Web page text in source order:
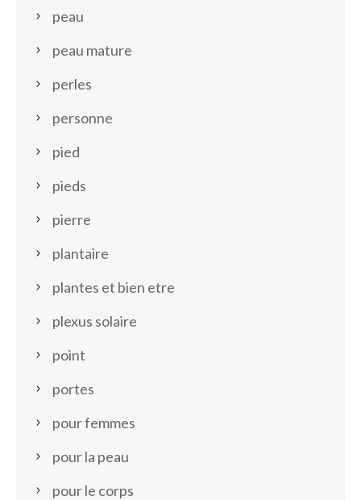
peau
peau mature
perles
personne
pied
pieds
pierre
plantaire
plantes et bien etre
plexus solaire
point
portes
pour femmes
pour la peau
pour le corps